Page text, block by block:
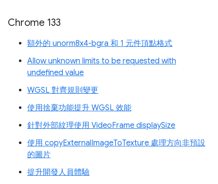
Chrome 133
額外的 unorm8x4-bgra 和 1 元件頂點格式
Allow unknown limits to be requested with
undefined value
WGSL 對齊規則變更
使用捨棄功能提升 WGSL 效能
針對外部紋理使用 VideoFrame displaySize
使用 copyExternalImageToTexture 處理方向非預設
的圖片
提升開發人員體驗